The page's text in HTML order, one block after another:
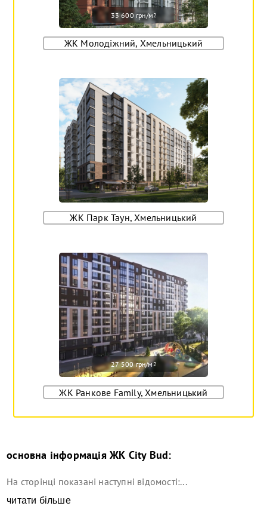
33 600 грн/м2
ЖК Молодіжний, Хмельницький
ЖК Парк Таун, Хмельницький
27 500 грн/м2
ЖК Ранкове Family, Хмельницький
основна інформаціяЖК City Bud:
На сторінці показані наступні відомості:...
читати більше